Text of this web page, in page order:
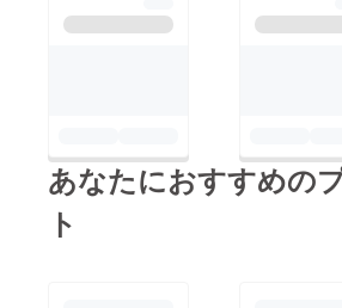
あなたにおすすめの
ト